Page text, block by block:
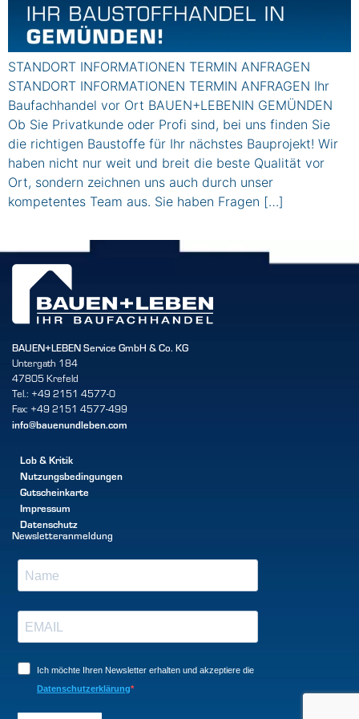
STANDORT INFORMATIONEN TERMIN ANFRAGEN
STANDORT INFORMATIONEN TERMIN ANFRAGEN Ihr
Baufachhandel vor Ort BAUEN+LEBENIN GEMÜNDEN
Ob Sie Privatkunde oder Profi sind, bei uns finden Sie
die richtigen Baustoffe für Ihr nächstes Bauprojekt! Wir
haben nicht nur weit und breit die beste Qualität vor
Ort, sondern zeichnen uns auch durch unser
kompetentes Team aus. Sie haben Fragen […]
BAUEN+LEBEN Service GmbH & Co. KG
Untergath 184
47805 Krefeld
Tel.: +49 2151 4577-0
Fax: +49 2151 4577-499
info@bauenundleben.com
Lob & Kritik
Nutzungsbedingungen
Gutscheinkarte
Impressum
Datenschutz
Newsletteranmeldung
Ich möchte Ihren Newsletter erhalten und akzeptiere die
Datenschutzerklärung